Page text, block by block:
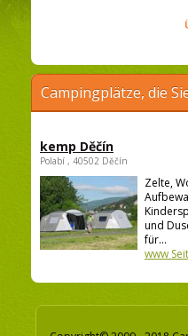
Campingplätze, die
kemp Děčín
Polabí , 40502 Děčín
Zelte,
und
für...
www